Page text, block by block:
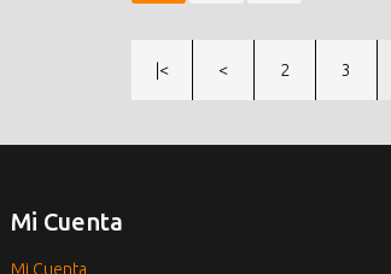
|< < 2 3
Mi Cuenta
Mi Cuenta